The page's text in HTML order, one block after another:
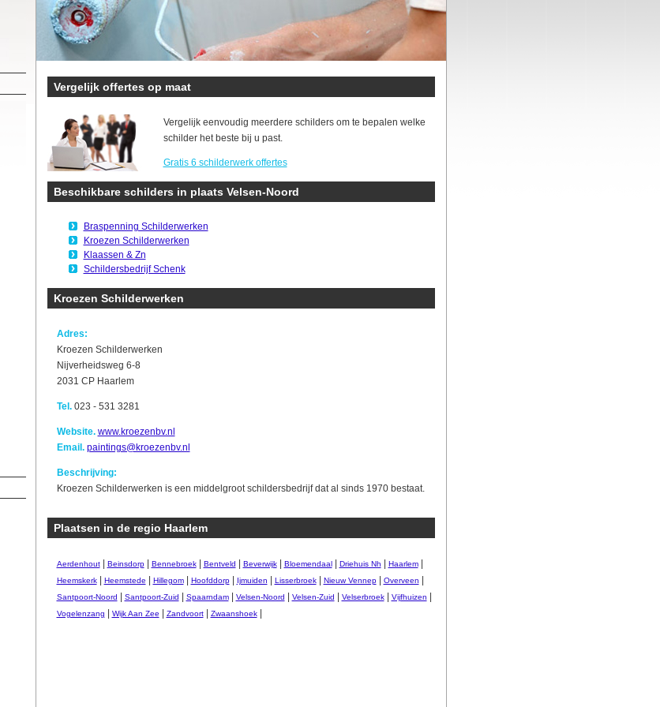
Vergelijk offertes op maat
Vergelijk eenvoudig meerdere schilders om te bepalen welke
schilder het beste bij u past.
Gratis 6 schilderwerk offertes
Beschikbare schilders in plaats Velsen-Noord
Braspenning Schilderwerken
Kroezen Schilderwerken
Klaassen & Zn
Schildersbedrijf Schenk
Kroezen Schilderwerken
Adres:
Kroezen Schilderwerken
Nijverheidsweg 6-8
2031 CP Haarlem
Tel.023 - 531 3281
Website. www.kroezenbv.nl
Email. paintings@kroezenbv.nl
Beschrijving:
Kroezen Schilderwerken is een middelgroot schildersbedrijf dat al sinds 1970 bestaat.
Plaatsen in de regio Haarlem
Aerdenhout| Beinsdorp| Bennebroek| Bentveld Beverwijk| Bloemendaal| Driehuis Nh Haarlem|
Heemskerk| Heemstede Hillegom| Hoofddorp| Ijmuiden Lisserbroek| Nieuw Vennep| Overveen
Santpoort-Noord Santpoort-Zuid Spaarndam| Velsen-Noord Velsen-Zuid Velserbroek| Vijfhuizen
Vogelenzang Wijk Aan Zee Zandvoort| Zwaanshoek|